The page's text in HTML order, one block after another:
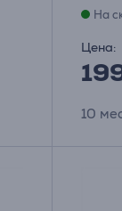
На
Цена:
10